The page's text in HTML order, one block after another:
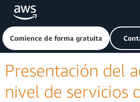
Saltar al contenido principal
Haga clic aquí para volver a la
Comience de forma gratuita
Presentación del
nivel de servicios